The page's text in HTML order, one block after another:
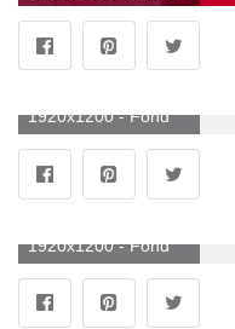
1920x1200 - Fondo de pantalla de 1920x1200. Fondo para computadora de sombrillas de colores.
1920x1200 - Fondo de pantalla de 1920x1200. Wallpaper para escritorio de sombrillas de colores.